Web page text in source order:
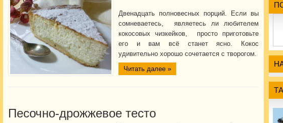
Двенадцать полновесных порций. Если вы
сомневаетесь, являетесь ли любителем
кокосовых чизкейков, просто приготовьте
его и вам всё станет ясно. Кокос
удивительно хорошо сочетается с творогом.
Читать далее »
Песочно-дрожжевое тесто